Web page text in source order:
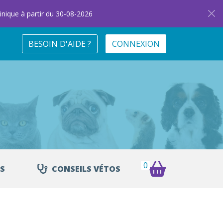
à partir du 30-08-2026
BESOIN D'AIDE ? CONNEXION
CONSEILS VÉTOS 0